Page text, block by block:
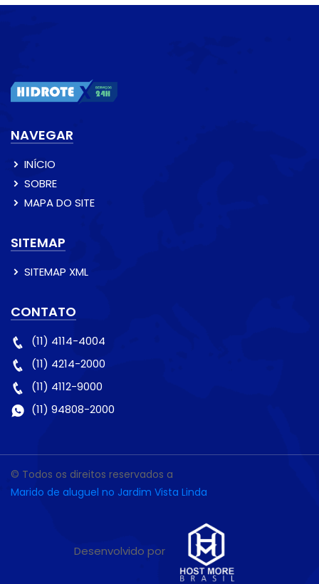
NAVEGAR
INÍCIO
SOBRE
MAPA DO SITE
SITEMAP
SITEMAP XML
CONTATO
(11) 4114-4004
(11) 4214-2000
(11) 4112-9000
(11) 94808-2000
© Todos os direitos reservados a
Marido de aluguel no Jardim Vista Linda
Desenvolvido por